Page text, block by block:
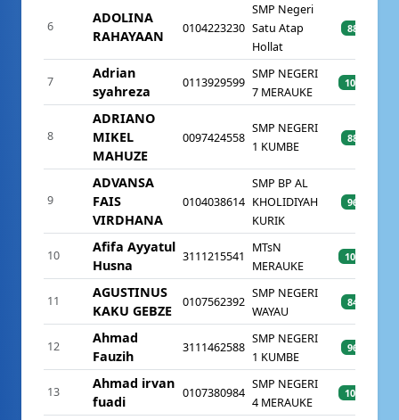
6
ADOLINA
RAHAYAAN
0104223230
SMP Negeri
Satu Atap
Hollat
88%
7
Adrian
syahreza
0113929599
SMP NEGERI
7 MERAUKE
100%
8
ADRIANO
MIKEL
MAHUZE
0097424558
SMP NEGERI
1 KUMBE
88%
9
ADVANSA
FAIS
VIRDHANA
0104038614
SMP BP AL
KHOLIDIYAH
KURIK
96%
10
Afifa Ayyatul
Husna
3111215541
MTsN
MERAUKE
100%
11
AGUSTINUS
KAKU GEBZE
0107562392
SMP NEGERI
WAYAU
84%
12
Ahmad
Fauzih
3111462588
SMP NEGERI
1 KUMBE
96%
13
Ahmad irvan
fuadi
0107380984
SMP NEGERI
4 MERAUKE
100%